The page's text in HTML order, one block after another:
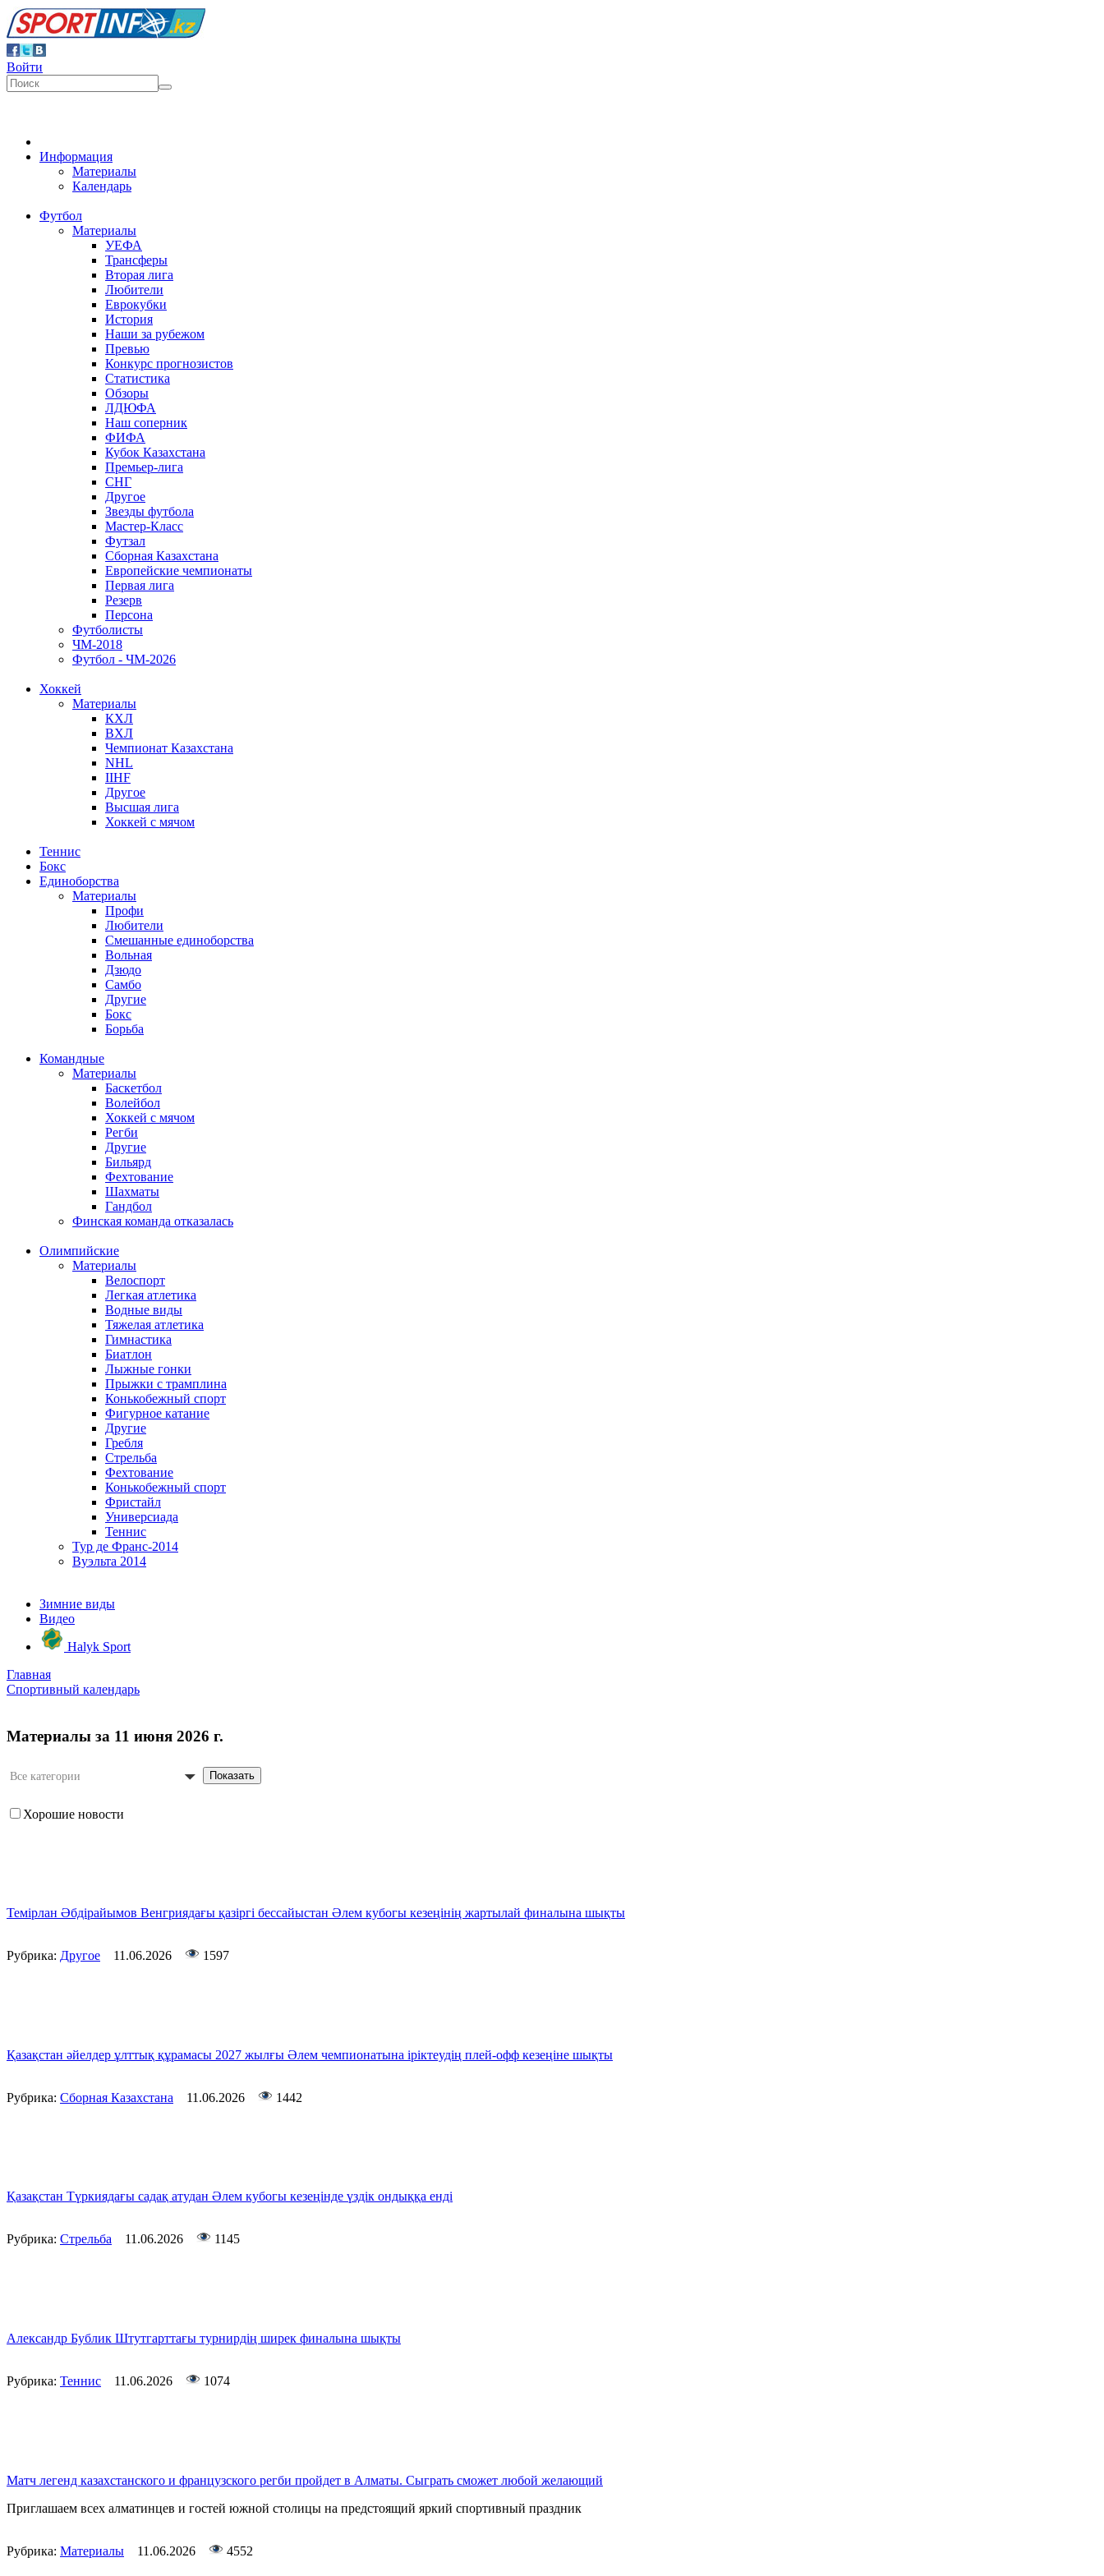
Войти
Информация
Материалы
Календарь
Футбол
Материалы
УЕФА
Трансферы
Вторая лига
Любители
Еврокубки
История
Наши за рубежом
Превью
Конкурс прогнозистов
Статистика
Обзоры
ЛДЮФА
Наш соперник
ФИФА
Кубок Казахстана
Премьер-лига
СНГ
Другое
Звезды футбола
Мастер-Класс
Футзал
Сборная Казахстана
Европейские чемпионаты
Первая лига
Резерв
Персона
Футболисты
ЧМ-2018
Футбол - ЧМ-2026
Хоккей
Материалы
КХЛ
ВХЛ
Чемпионат Казахстана
NHL
IIHF
Другое
Высшая лига
Хоккей с мячом
Теннис
Бокс
Единоборства
Материалы
Профи
Любители
Смешанные единоборства
Вольная
Дзюдо
Самбо
Другие
Бокс
Борьба
Командные
Материалы
Баскетбол
Волейбол
Хоккей с мячом
Регби
Другие
Бильярд
Фехтование
Шахматы
Гандбол
Финская команда отказалась
Олимпийские
Материалы
Велоспорт
Легкая атлетика
Водные виды
Тяжелая атлетика
Гимнастика
Биатлон
Лыжные гонки
Прыжки с трамплина
Конькобежный спорт
Фигурное катание
Другие
Гребля
Стрельба
Фехтование
Конькобежный спорт
Фристайл
Универсиада
Теннис
Тур де Франс-2014
Вуэльта 2014
Зимние виды
Видео
Halyk Sport
Главная
Спортивный календарь
Материалы за 11 июня 2026 г.
Все категории Показать
Хорошие новости
Темірлан Әбдірайымов Венгриядағы қазіргі бессайыстан Әлем кубогы кезеңінің жартылай финалына шықты
Рубрика: Другое 11.06.2026 1597
Қазақстан әйелдер ұлттық құрамасы 2027 жылғы Әлем чемпионатына іріктеудің плей-офф кезеңіне шықты
Рубрика: Сборная Казахстана 11.06.2026 1442
Қазақстан Түркиядағы садақ атудан Әлем кубогы кезеңінде үздік ондыққа енді
Рубрика: Стрельба 11.06.2026 1145
Александр Бублик Штутгарттағы турнирдің ширек финалына шықты
Рубрика: Теннис 11.06.2026 1074
Матч легенд казахстанского и французского регби пройдет в Алматы. Сыграть сможет любой желающий
Приглашаем всех алматинцев и гостей южной столицы на предстоящий яркий спортивный праздник
Рубрика: Материалы 11.06.2026 4552